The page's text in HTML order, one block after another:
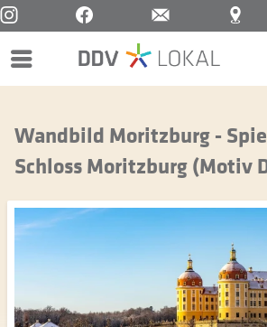
Menü
Wandbild Moritzburg -
Schloss Moritzburg (Motiv